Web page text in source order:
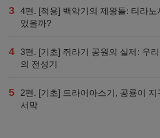
3 4편. [적용] 백악기의 제왕들: 티라
었을까?
4 3편. [기초] 쥐라기 공원의 실제: 우
의 전성기
5
2편. [기초] 트라이아스기, 공룡이
서막